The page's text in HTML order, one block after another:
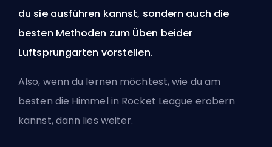
du sie ausführen kannst, sondern auch die
besten Methoden zum Üben beider
Luftsprungarten vorstellen.
Also, wenn du lernen möchtest, wie du am
besten die Himmel in Rocket League erobern
kannst, dann lies weiter.